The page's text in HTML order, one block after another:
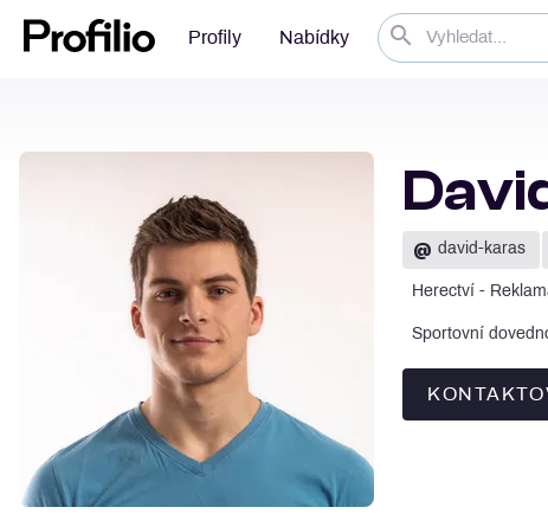
Profily Nabídky
@ david-karas
Herectví -
Sportovní